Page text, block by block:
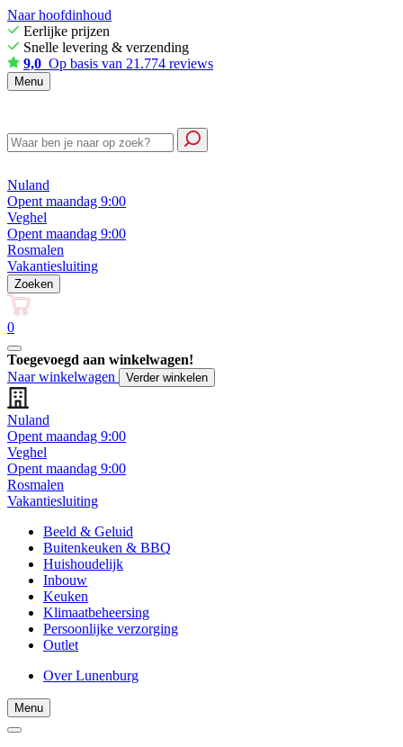
Naar hoofdinhoud
Eerlijke prijzen
Snelle levering & verzending
9,0 Op basis van 21.774 reviews
Menu
Nuland
Opent maandag 9:00
Veghel
Opent maandag 9:00
Rosmalen
Vakantiesluiting
Zoeken
0
Toegevoegd aan winkelwagen!
Naar winkelwagen
Verder winkelen
Nuland
Opent maandag 9:00
Veghel
Opent maandag 9:00
Rosmalen
Vakantiesluiting
Beeld & Geluid
Buitenkeuken & BBQ
Huishoudelijk
Inbouw
Keuken
Klimaatbeheersing
Persoonlijke verzorging
Outlet
Over Lunenburg
Menu